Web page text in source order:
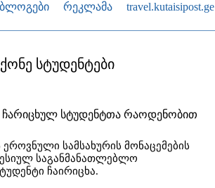
ბლოგები რეკლამა travel.kutaisipost.ge
სტუდენტები
სტუდენტთა რაოდენობით
სამსახურის მონაცემების
საგანმანათლებლო
ჩაირიცხა.